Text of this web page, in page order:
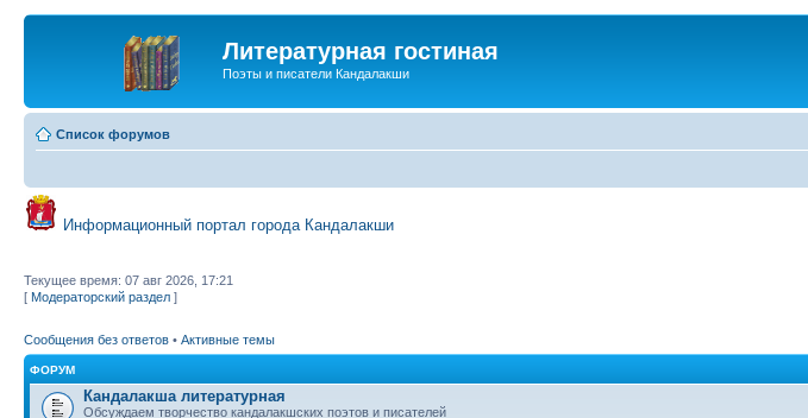
Литературная гостиная
Поэты и писатели Кандалакши
Список форумов
Информационный портал города Кандалакши
Текущее время: 07 авг 2026, 17:21
[ Модераторский раздел ]
Сообщения без ответов • Активные темы
ФОРУМ
Кандалакша литературная
Обсуждаем творчество кандалакшских поэтов и писателей